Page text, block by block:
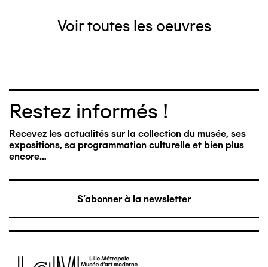
Voir toutes les oeuvres
Restez informés !
Recevez les actualités sur la collection du musée, ses
expositions, sa programmation culturelle et bien plus
encore…
S'abonner à la newsletter
Image